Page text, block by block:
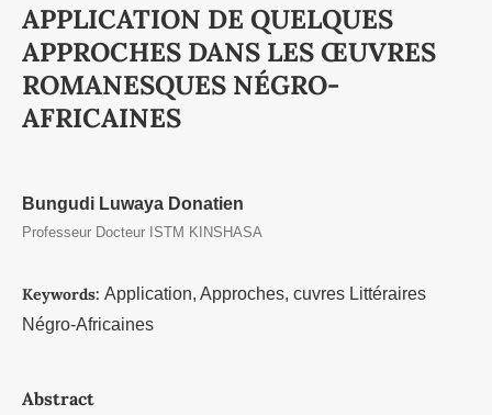
APPLICATION DE QUELQUES
APPROCHES DANS LES ŒUVRES
ROMANESQUES NÉGRO-
AFRICAINES
Bungudi Luwaya Donatien
Professeur Docteur ISTM KINSHASA
Keywords: Application, Approches, cuvres Littéraires
Négro-Africaines
Abstract